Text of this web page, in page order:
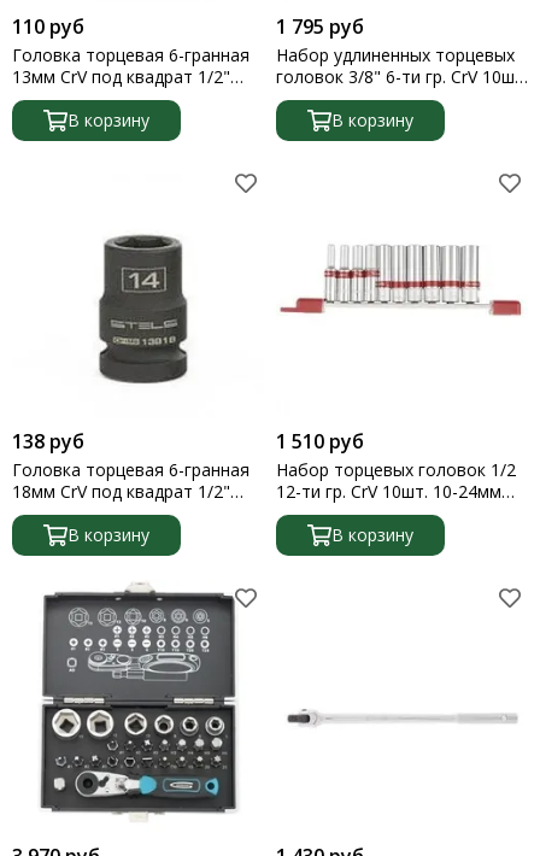
Носилки
Защитные принадлежности
Инструмент для металлообработки
Принадлежности для сварки
Перчатки
Головки торцевые
Шприц плунжерный
Изоленты
Сетка абразивная
Трос для прочистки труб
Шлифовальная шкурка
Тазы строительные
Канистры технические
Цепи
110 руб
Головка торцевая 6-гранная
13мм CrV под квадрат 1/2"
Stels
В корзину
1 795 руб
Набор удлиненных торцевых
головок 3/8" 6-ти гр. CrV 10шт.
8-19мм Matrix
В корзину
138 руб
Головка торцевая 6-гранная
18мм CrV под квадрат 1/2"
Stels
В корзину
1 510 руб
Набор торцевых головок 1/2
12-ти гр. CrV 10шт. 10-24мм
Matrix
В корзину